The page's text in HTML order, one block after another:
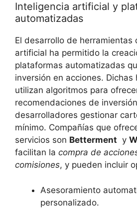
Inteligencia artificial y
automatizadas
El⁣ desarrollo de herramientas
artificial ha permitido la
plataformas automatizadas‍
inversión ​en ‌acciones. Dichas
utilizan algoritmos para⁣
recomendaciones de‍
desarrolladores gestionar
mínimo. Compañías que
servicios‍ son Betterment ⁤ y
facilitan la compra de
comisiones, y pueden incluir
Asesoramiento
personalizado.